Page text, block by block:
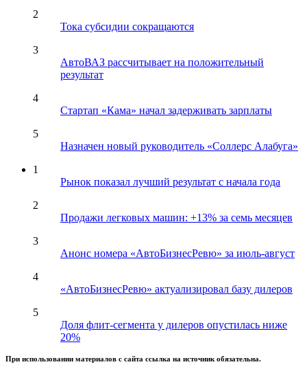
2
Тока субсидии сокращаются
3
АвтоВАЗ рассчитывает на положительный
результат
4
Стартап «Кама» начал задерживать зарплаты
5
Назначен новый руководитель «Соллерс Алабуга»
1
Рынок показал лучший результат с начала года
2
Продажи легковых машин: +13% за семь месяцев
3
Анонс номера «АвтоБизнесРевю» за июль-август
4
«АвтоБизнесРевю» актуализировал базу дилеров
5
Доля флит-сегмента у дилеров опустилась ниже
20%
При использовании материалов с сайта ссылка на источник обязательна.